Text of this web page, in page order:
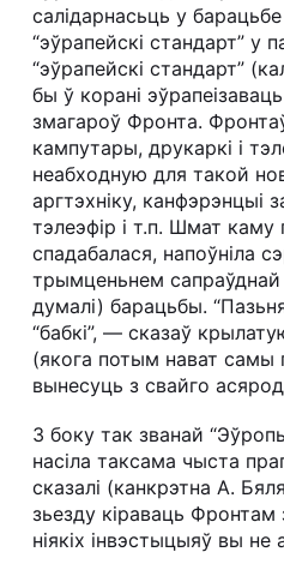
салідарнасьць у
“эўрапейскі стандарт” у
“эўрапейскі стандарт”
бы ў корані
змагароў Фронта.
кампутары, друкаркі і
неабходную для такой
аргтэхніку,
тэлеэфір і т.п. Шмат каму
спадабалася, напоўніла
трымценьнем сапраўднай
думалі) барацьбы.
“бабкі”, — сказаў
(якога потым нават самы
вынесуць з свайго
З боку так званай
насіла таксама чыста
сказалі (канкрэтна А.
зьезду кіраваць Фронтам
ніякіх інвэстыцыяў вы не